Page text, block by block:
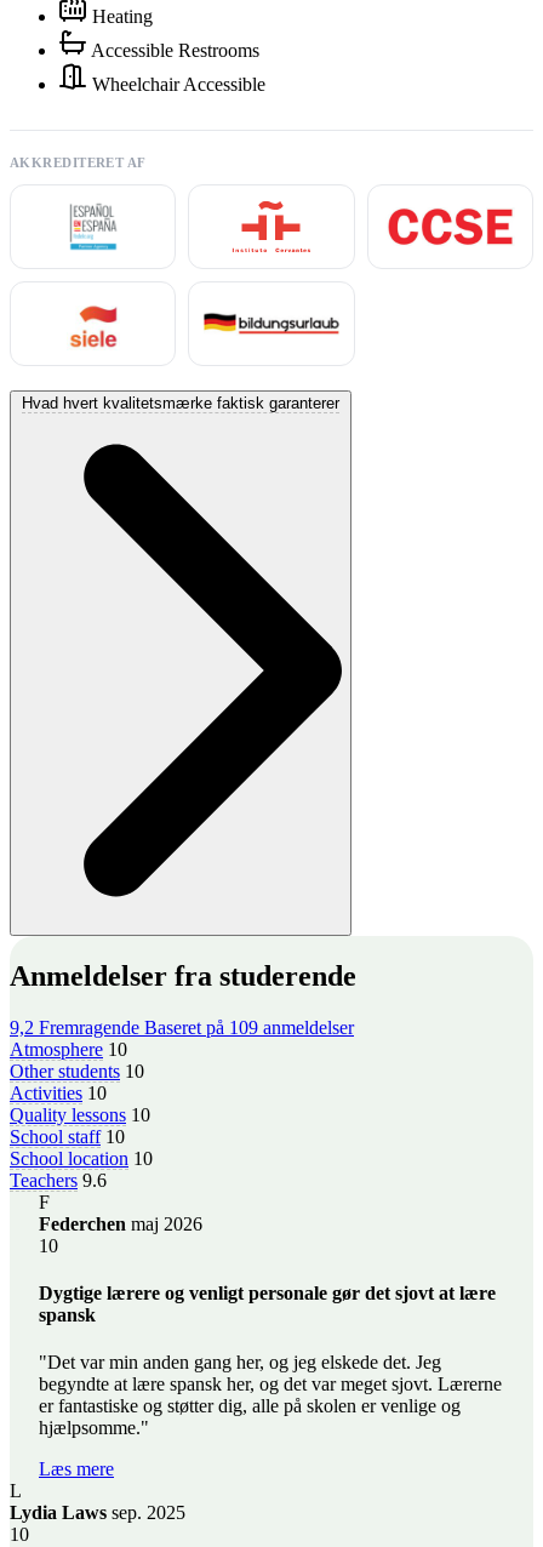
Heating
Accessible Restrooms
Wheelchair Accessible
AKKREDITERET AF
Hvad hvert kvalitetsmærke faktisk garanterer
Anmeldelser fra studerende
9,2 Fremragende Baseret på 109 anmeldelser
Atmosphere 10
Other students 10
Activities 10
Quality lessons 10
School staff 10
School location 10
Teachers 9.6
F
Federchen maj 2026
10
Dygtige lærere og venligt personale gør det sjovt at lære
spansk
"Det var min anden gang her, og jeg elskede det. Jeg
begyndte at lære spansk her, og det var meget sjovt. Lærerne
er fantastiske og støtter dig, alle på skolen er venlige og
hjælpsomme."
Læs mere
L
Lydia Laws sep. 2025
10